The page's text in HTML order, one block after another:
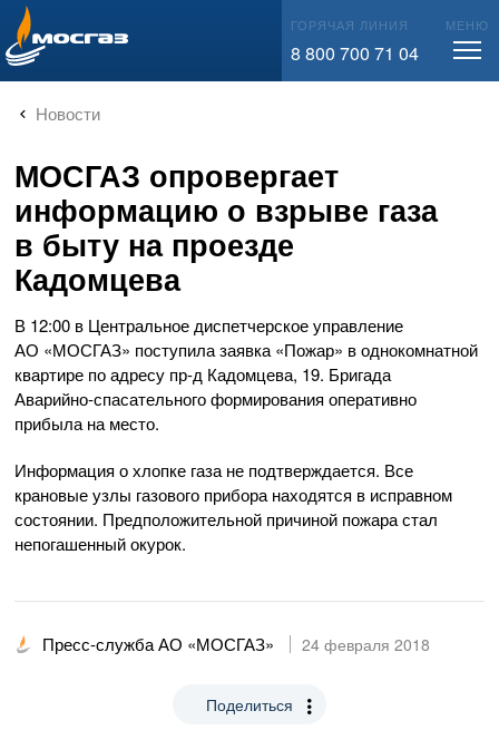
info@mos-gaz.ru ГОРЯЧАЯ ЛИНИЯ
8 800 700 71 04
МЕНЮ
Новости
МОСГАЗ опровергает
информацию о взрыве газа
в быту на проезде
Кадомцева
В 12:00 в Центральное диспетчерское управление
АО «МОСГАЗ» поступила заявка «Пожар» в однокомнатной
квартире по адресу пр-д Кадомцева, 19. Бригада
Аварийно-спасательногоформирования оперативно
прибыла на место.
Информация о хлопке газа не подтверждается. Все
крановые узлы газового прибора находятся в исправном
состоянии. Предположительной причиной пожара стал
непогашенный окурок.
Пресс-служба АО «МОСГАЗ» 24 февраля 2018
Поделиться